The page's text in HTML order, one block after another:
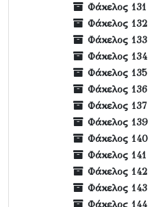
Φάκελος 131
Φάκελος 132
Φάκελος 133
Φάκελος 134
Φάκελος 135
Φάκελος 136
Φάκελος 137
Φάκελος 139
Φάκελος 140
Φάκελος 141
Φάκελος 142
Φάκελος 143
Φάκελος 144